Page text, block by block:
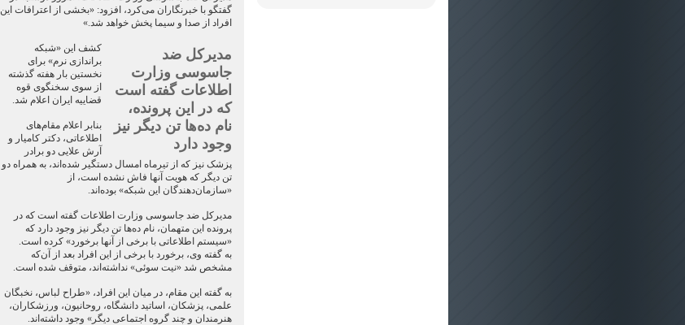
گفتگو با خبرنگاران می‌کرد، افزود: «بخشی از اعترافات این
افراد از صدا و سیما پخش خواهد شد.»
مدیرکل ضد
جاسوسی وزارت
اطلاعات گفته است
که در این پرونده،
نام ده‌ها تن دیگر نیز
وجود دارد
کشف این «شبکه
براندازی نرم» برای
نخستین بار هفته گذشته
از سوی سخنگوی قوه
قضاییه ایران اعلام شد.
بنابر اعلام مقام‌های
اطلاعاتی، دکتر کامیار و
آرش علایی دو برادر
پزشک نیز که از تیرماه امسال دستگیر شده‌اند، به همراه دو
تن دیگر که هویت آنها فاش نشده است، از
«سازمان‌دهندگان این شبکه» بوده‌اند.
مدیرکل ضد جاسوسی وزارت اطلاعات گفته است که در
پرونده این متهمان، نام ده‌ها تن دیگر نیز وجود دارد که
«سیستم اطلاعاتی با برخی از آنها برخورد» کرده است.
به گفته وی، برخورد با برخی از این افراد بعد از آن‌که
مشخص شد «نیت سوئی» نداشته‌اند، متوقف شده است.
به گفته این مقام، در میان این افراد، «طراح لباس، نخبگان
علمی، پزشکان، اساتید دانشگاه، روحانیون، ورزشکاران،
هنرمندان و چند گروه اجتماعی دیگر» وجود داشته‌اند.